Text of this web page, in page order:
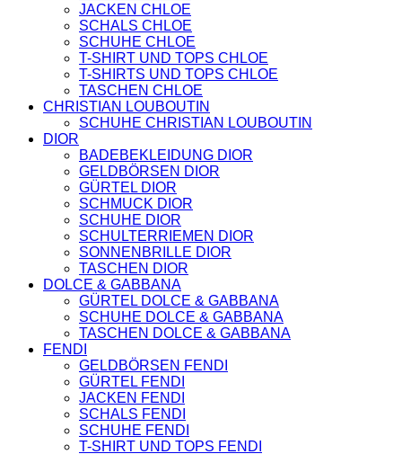
SCHUHE
GELDBÖRSEN
GÜRTEL
HOODIES UND
SWEATSHIRTS
JACKEN
KOPFBEDCKUNGEN
SCHALS
CELINE
TASCHEN
CARDIGANS
GELDBÖRSEN
GÜRTEL
JACKEN
SCHUHE
SONNENBRILLE
DOLCE & GABBANA
GÜRTEL
GELDBÖRSEN
HOODIES UND
KOPFBEDCKUNGEN
SCHALS
SCHUHE
TASCHEN
JIMMY CHOO
SCHUHE
JACKEN CHLOE
SCHALS CHLOE
SCHUHE CHLOE
T-SHIRT UND TOPS CHLOE
T-SHIRTS UND TOPS CHLOE
TASCHEN CHLOE
CHRISTIAN LOUBOUTIN
SCHUHE CHRISTIAN LOUBOUTIN
DIOR
BADEBEKLEIDUNG DIOR
GELDBÖRSEN DIOR
GÜRTEL DIOR
SCHMUCK DIOR
SCHUHE DIOR
SCHULTERRIEMEN DIOR
SONNENBRILLE DIOR
TASCHEN DIOR
DOLCE & GABBANA
GÜRTEL DOLCE & GABBANA
SCHUHE DOLCE & GABBANA
TASCHEN DOLCE & GABBANA
FENDI
GELDBÖRSEN FENDI
GÜRTEL FENDI
JACKEN FENDI
SCHALS FENDI
SCHUHE FENDI
T-SHIRT UND TOPS FENDI